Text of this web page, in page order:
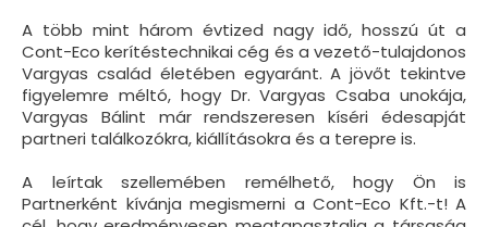
A több mint három évtized nagy idő, hosszú út a
Cont-Eco kerítéstechnikai cég és a vezető-tulajdonos
Vargyas család életében egyaránt. A jövőt tekintve
figyelemre méltó, hogy Dr. Vargyas Csaba unokája,
Vargyas Bálint már rendszeresen kíséri édesapját
partneri találkozókra, kiállításokra és a terepre is.
A leírtak szellemében remélhető, hogy Ön is
Partnerként kívánja megismerni a Cont-Eco Kft.-t! A